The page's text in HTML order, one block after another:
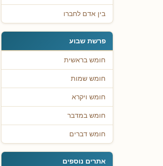
בין אדם לחברו
פרשת שבוע
חומש בראשית
חומש שמות
חומש ויקרא
חומש במדבר
חומש דברים
אתרים נוספים